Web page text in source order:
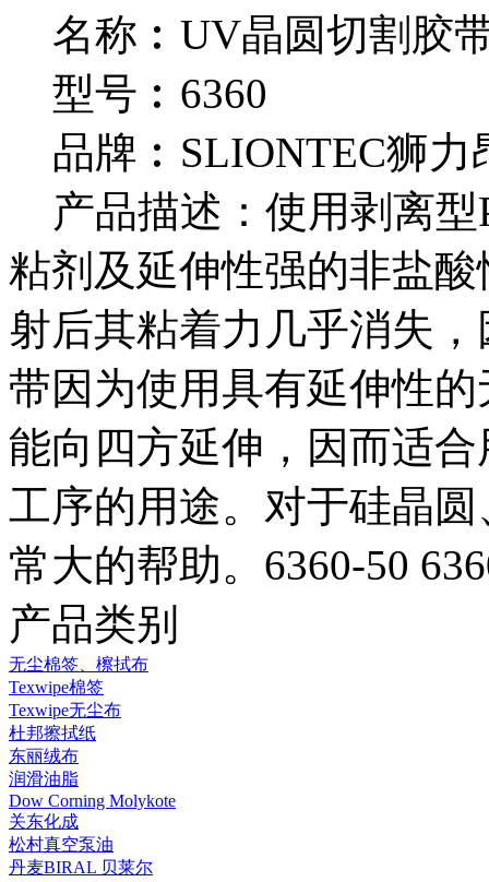
名称︰UV晶圆切割胶
型号︰6360
品牌︰SLIONTEC狮力
产品描述：使用剥离型
粘剂及延伸性强的非盐
射后其粘着力几乎消失
带因为使用具有延伸性
能向四方延伸，因而适
工序的用途。对于硅晶
常大的帮助。6360-50
产品类别
无尘棉签、檫拭布
Texwipe棉签
Texwipe无尘布
杜邦擦拭纸
东丽绒布
润滑油脂
Dow Corning Molykote
关东化成
松村真空泵油
丹麦BIRAL 贝莱尔